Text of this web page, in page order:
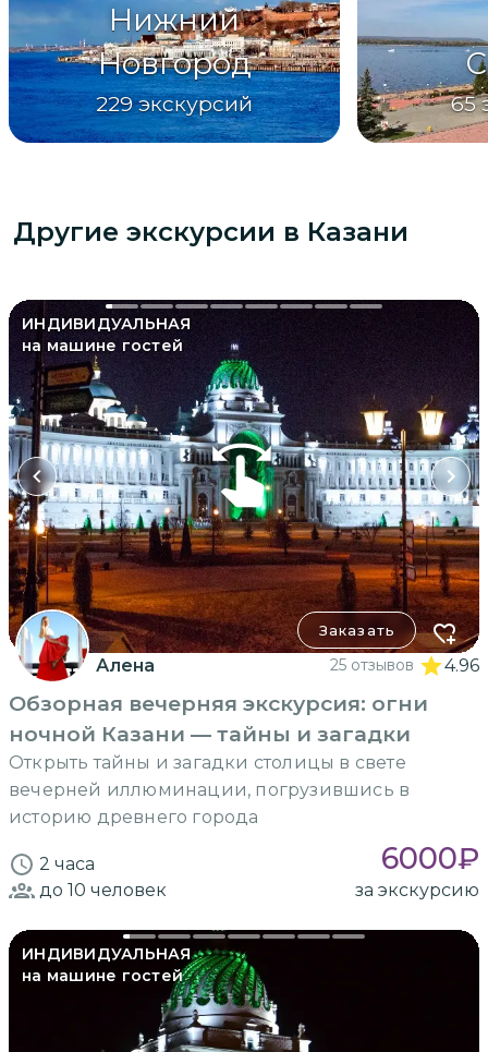
Нижний
Новгород
229 экскурсий 65
Другие экскурсии в Казани
ИНДИВИДУАЛЬНАЯ
на машине гостей
Заказать
Алена 25 отзывов 4.96
Обзорная вечерняя экскурсия: огни
ночной Казани — тайны и загадки
Открыть тайны и загадки столицы в свете
вечерней иллюминации, погрузившись в
историю древнего города
2 часа 6000₽
до 10 человек за экскурсию
ИНДИВИДУАЛЬНАЯ
на машине гостей